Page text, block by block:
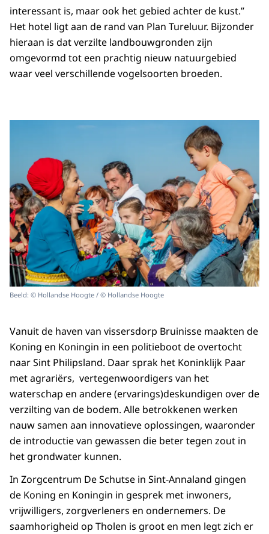
interessant is, maar ook het gebied achter de kust.”
Het hotel ligt aan de rand van Plan Tureluur. Bijzonder
hieraan is dat verzilte landbouwgronden zijn
omgevormd tot een prachtig nieuw natuurgebied
waar veel verschillende vogelsoorten broeden.
Beeld: © Hollandse Hoogte / © Hollandse Hoogte
Vanuit de haven van vissersdorp Bruinisse maakten de
Koning en Koningin in een politieboot de overtocht
naar Sint Philipsland. Daar sprak het Koninklijk Paar
met agrariërs, vertegenwoordigers van het
waterschap en andere (ervarings)deskundigen over de
verzilting van de bodem. Alle betrokkenen werken
nauw samen aan innovatieve oplossingen, waaronder
de introductie van gewassen die beter tegen zout in
het grondwater kunnen.
In Zorgcentrum De Schutse in Sint-Annaland gingen
de Koning en Koningin in gesprek met inwoners,
vrijwilligers, zorgverleners en ondernemers. De
saamhorigheid op Tholen is groot en men legt zich er